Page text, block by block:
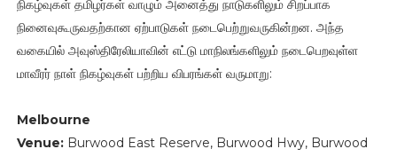
நிகழ்வுகள் தமிழர்கள் வாழும் அனைத்து நாடுகளிலும் சிறப்பாக
நினைவுகூருவதற்கான ஏற்பாடுகள் நடைபெற்றுவருகின்றன. அந்த
வகையில் அவுஸ்திரேலியாவின் எட்டு மாநிலங்களிலும் நடைபெறவுள்ள
மாவீரர் நாள் நிகழ்வுகள் பற்றிய விபரங்கள் வருமாறு:
Melbourne
Venue:Burwood East Reserve, Burwood Hwy, Burwood